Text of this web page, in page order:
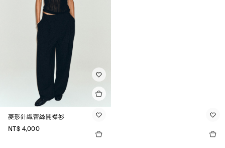
菱形針織蕾絲開襟衫
NT$ 4,000